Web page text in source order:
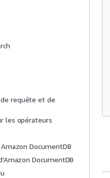
requête et de
les opérateurs
DocumentDB
DocumentDB